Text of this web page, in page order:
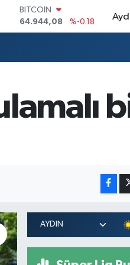
DOLAR
47,7436
%0.18
EURO
%0.03
BİST100
13.779
%-14